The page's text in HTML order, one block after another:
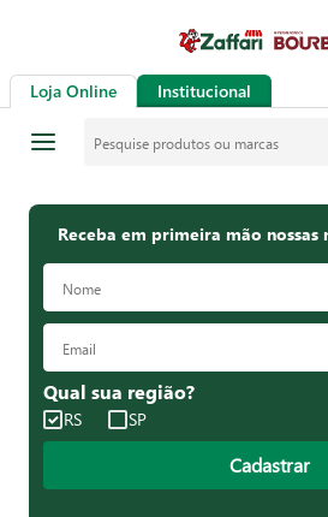
Loja Online Institucional
Receba em primeira mão nossas
Qual sua região?
RS SP
Cadastrar